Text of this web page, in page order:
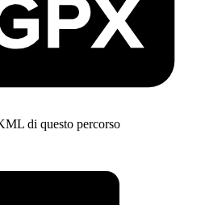
di questo percorso